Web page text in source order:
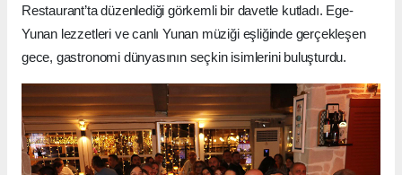
Restaurant’ta düzenlediği görkemli bir davetle kutladı. Ege-
Yunan lezzetleri ve canlı Yunan müziği eşliğinde gerçekleşen
gece, gastronomi dünyasının seçkin isimlerini buluşturdu.